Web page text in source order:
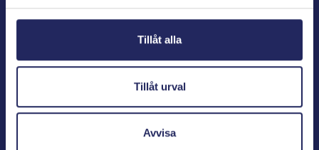
Tillåt alla
Tillåt urval
Avvisa
John Nurminens Stiftelse
Bölegatan 2
info@jnfoundation.fi
Konto: FI06 1214 3000 1122 96